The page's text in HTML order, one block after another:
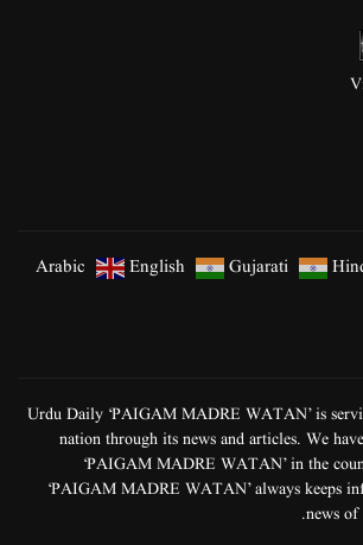
Arabic English Gujarati
Urdu Daily ‘PAIGAM MADRE WATAN’ is
nation through its news and articles. We
‘PAIGAM MADRE WATAN’ in the
‘PAIGAM MADRE WATAN’ always keeps
news of